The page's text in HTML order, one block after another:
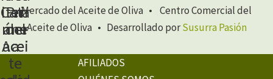
Mercado del Aceite de Oliva • Centro Comercial del
Aceite de Oliva • Desarrollado porSusurra Pasión
AFILIADOS